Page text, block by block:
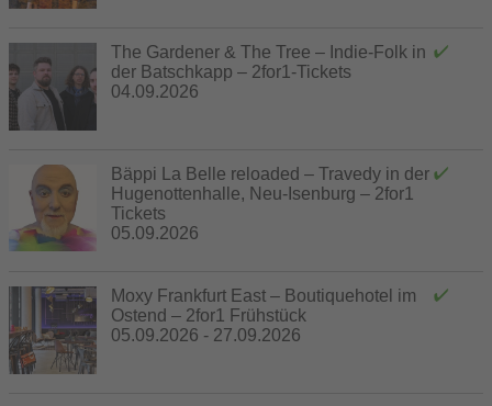
The Gardener & The Tree – Indie-Folk in
der Batschkapp – 2for1-Tickets
04.09.2026
Bäppi La Belle reloaded – Travedy in der
Hugenottenhalle, Neu-Isenburg – 2for1
Tickets
05.09.2026
Moxy Frankfurt East – Boutiquehotel im
Ostend – 2for1 Frühstück
05.09.2026 - 27.09.2026